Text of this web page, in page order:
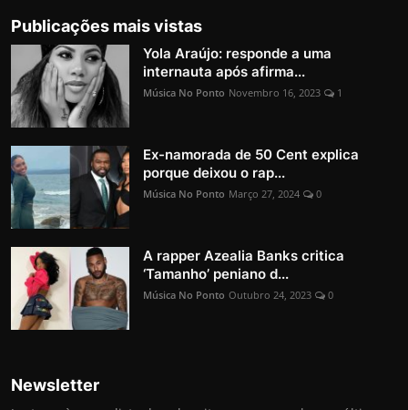
Publicações mais vistas
Yola Araújo: responde a uma
internauta após afirma...
Música No Ponto Novembro 16, 2023 1
Ex-namorada de 50 Cent explica
porque deixou o rap...
Música No Ponto Março 27, 2024 0
A rapper Azealia Banks critica
‘Tamanho’ peniano d...
Música No Ponto Outubro 24, 2023 0
Newsletter